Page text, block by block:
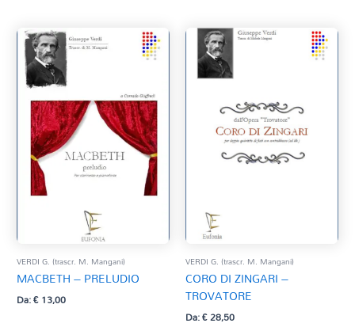
VERDI G. (trascr. M. Mangani)
MACBETH – PRELUDIO
Da:€13,00
VERDI G. (trascr. M. Mangani)
CORO DI ZINGARI –
TROVATORE
Da:€28,50